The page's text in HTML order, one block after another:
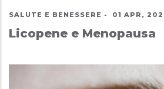
SALUTE E BENESSERE - 01 APR,
Licopene e Menopausa